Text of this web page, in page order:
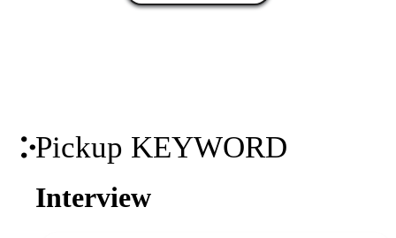
Pickup KEYWORD
Interview